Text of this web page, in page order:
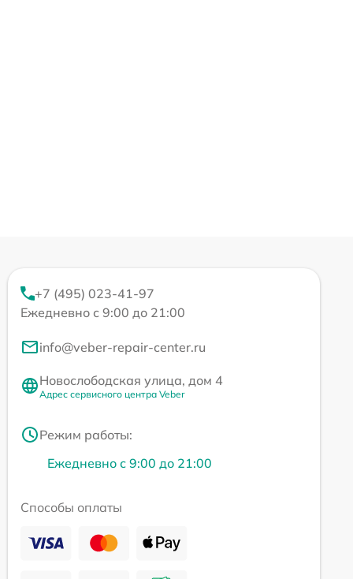
+7 (495) 023-41-97
Ежедневно с 9:00 до 21:00
info@veber-repair-center.ru
Новослободская улица, дом 4
Адрес сервисного центра Veber
Режим работы:
Ежедневно с 9:00 до 21:00
Способы оплаты